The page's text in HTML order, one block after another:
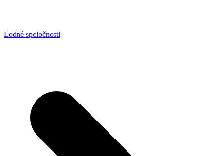
Lodné spoločnosti